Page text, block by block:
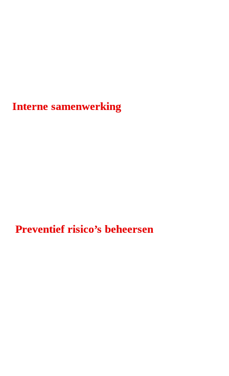
Interne samenwerking
Preventief risico’s beheersen